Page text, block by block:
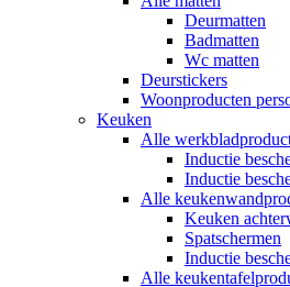
Deurmatten
Badmatten
Wc matten
Deurstickers
Woonproducten
Keuken
Alle
Inductie
Inductie
Alle
Keuken
Spatschermen
Inductie
Alle